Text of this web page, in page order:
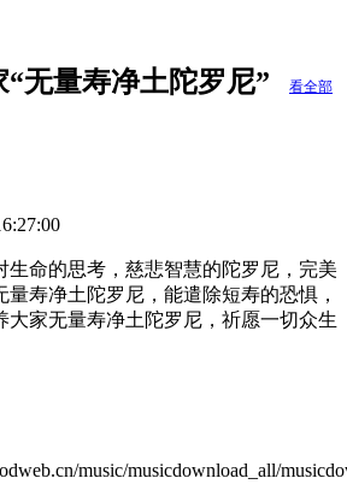
无量寿净土陀罗尼” 看全部
生命的思考，慈悲智慧的陀罗尼，完美
量寿净土陀罗尼，能遣除短寿的恐惧，
大家无量寿净土陀罗尼，祈愿一切众生
music/musicdownload_all/